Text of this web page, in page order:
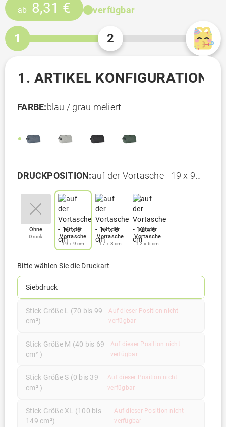
ab 8,31 € verfügbar
1 2
1. ARTIKEL KONFIGURATION
FARBE:blau / grau meliert
DRUCKPOSITION:auf der Vortasche - 19 x 9
Ohne
Druck
auf der
Vortasche
19 x 9 cm
auf der
Vortasche
17 x 8 cm
auf der
Vortasche
12 x 6 cm
Bitte wählen Sie die Druckart
Siebdruck
Stick Größe L (70 bis 99
cm²)
Auf dieser Position nicht
verfügbar
Stick Größe M (40 bis 69
cm² )
Auf dieser Position nicht
verfügbar
Stick Größe S (0 bis 39
cm² )
Auf dieser Position nicht
verfügbar
Stick Größe XL (100 bis
149 cm²)
Auf dieser Position nicht
verfügbar